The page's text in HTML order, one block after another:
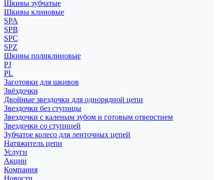
Шкивы зубчатые
Шкивы клиновые
SPA
SPB
SPC
SPZ
Шкивы поликлиновые
PJ
PL
Заготовки для шкивов
Звёздочки
Двойные звездочки для однорядной цепи
Звездочки без ступицы
Звездочки с каленым зубом и готовым отверстием
Звездочки со ступицей
Зубчатое колесо для ленточных цепей
Натяжитель цепи
Услуги
Акции
Компания
Новости